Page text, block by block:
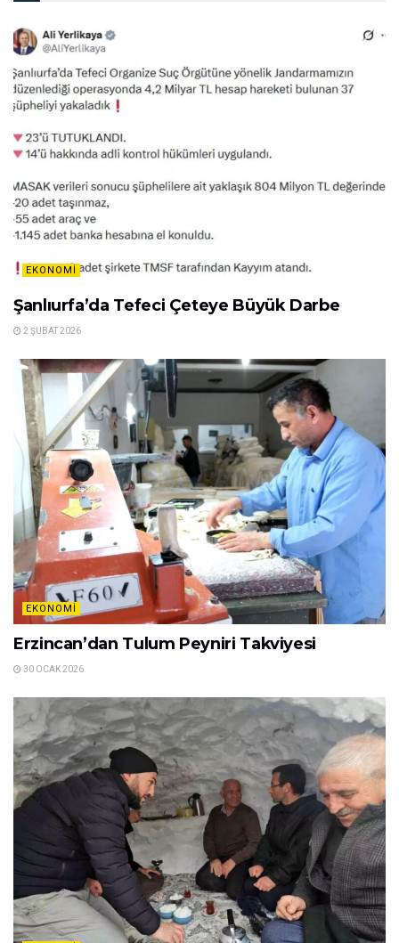
EKONOMI
Şanlıurfa’da Tefeci Çeteye Büyük Darbe
2 ŞUBAT 2026
EKONOMI
Erzincan’dan Tulum Peyniri Takviyesi
30 OCAK 2026